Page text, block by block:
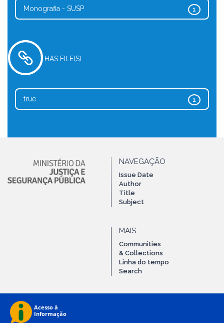
1
Monografia - SUSP
HAS FILE(S)
1
true
NAVEGAÇÃO
Issue Date
Author
Title
Subject
MAIS
Communities
& Collections
Linha do tempo
Search